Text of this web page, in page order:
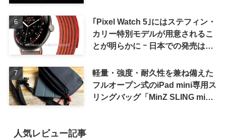
｢Pixel Watch 5｣にはステフィン・
カリー特別モデルが用意されるこ
とが明らかに ｰ 日本での発売は期
軽量・強度・耐久性を兼ね備えた
フルオープン式のiPad mini専用ス
リングバッグ「MinZ SLING mini
人気レビュー記事